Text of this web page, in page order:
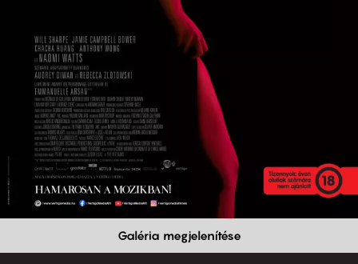
Galéria megjelenítése